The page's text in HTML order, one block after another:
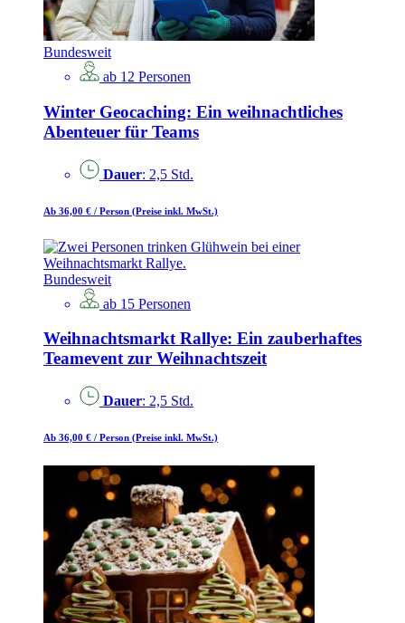
Bundesweit
ab 12 Personen
Winter Geocaching: Ein weihnachtliches
Abenteuer für Teams
Dauer: 2,5 Std.
Ab 36,00 € / Person (Preise inkl. MwSt.)
Bundesweit
ab 15 Personen
Weihnachtsmarkt Rallye: Ein zauberhaftes
Teamevent zur Weihnachtszeit
Dauer: 2,5 Std.
Ab 36,00 € / Person (Preise inkl. MwSt.)